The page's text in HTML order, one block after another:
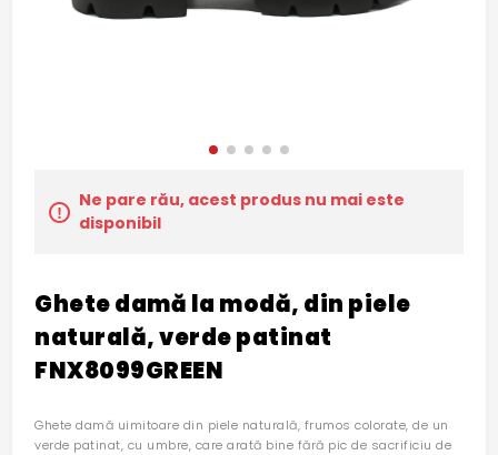
Ne pare rău, acest produs nu mai este
disponibil
Ghete damă la modă, din piele
naturală, verde patinat
FNX8099GREEN
Ghete damă uimitoare din piele naturală, frumos colorate, de un
verde patinat, cu umbre, care arată bine fără pic de sacrificiu de